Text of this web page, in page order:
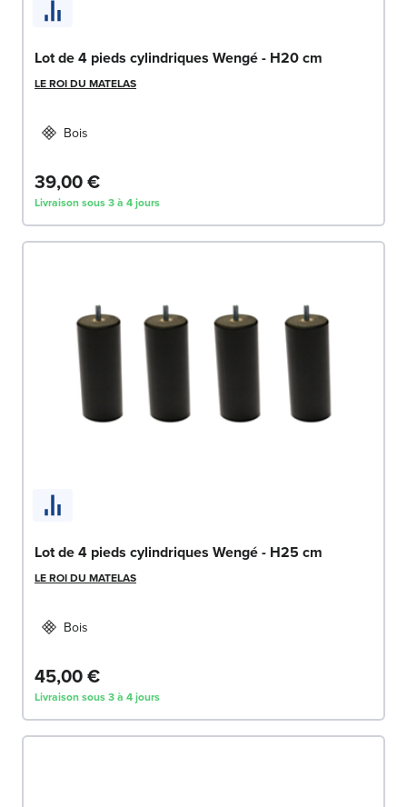
Lot de 4 pieds cylindriques Wengé - H20 cm
LE ROI DU MATELAS
Bois
39,00 €
Livraison sous 3 à 4 jours
Lot de 4 pieds cylindriques Wengé - H25 cm
LE ROI DU MATELAS
Bois
45,00 €
Livraison sous 3 à 4 jours